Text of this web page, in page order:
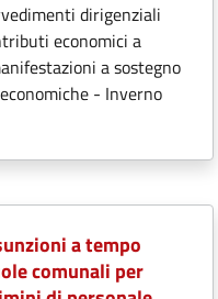
dirigenziali
economici a
a sostegno
- Inverno
a tempo
comunali per